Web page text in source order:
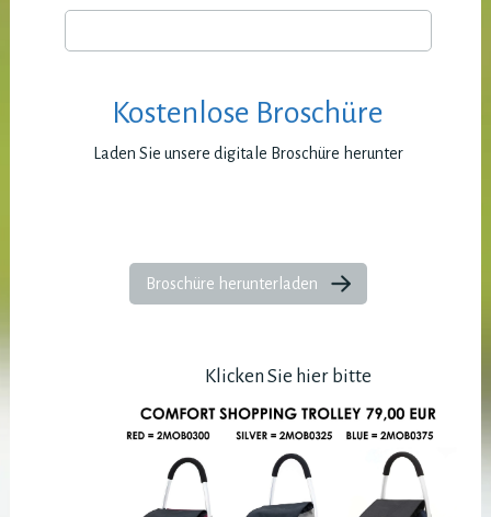
Kostenlose Broschüre
Laden Sie unsere digitale Broschüre herunter
Broschüre herunterladen
Klicken Sie hier bitte